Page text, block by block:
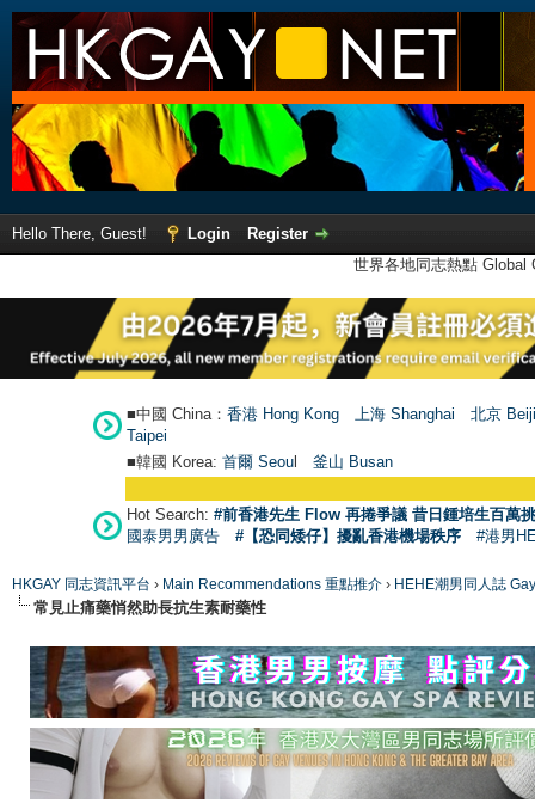
Hello There, Guest! Login
Register
世界各地同志熱點
■中國 China： 香港 Hong Kong 上海 Shanghai
北京
Taipei
■韓國 Korea: 首爾 Seoul 釜山 Busan
Hot Search: #前香港先生 Flow 再捲爭議 昔日鍾培生百萬
國泰男男廣告
#【恐同矮仔】擾亂香港機場秩序 #港男
HKGAY 同志資訊平台 › Main Recommendations 重點推介 › HEHE潮男同人誌
常見止痛藥悄然助長抗生素耐藥性